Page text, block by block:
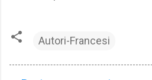
Autori-Francesi